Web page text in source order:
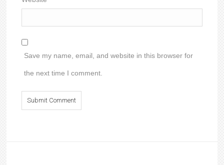
Save my name, email, and website in this browser for
the next time I comment.